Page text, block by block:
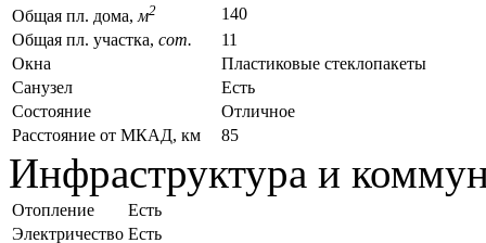
Общая пл. дома, м2
140
Общая пл. участка, сот.
11
Окна
Пластиковые стеклопакеты
Санузел
Есть
Состояние
Отличное
Расстояние от МКАД, км
85
Инфраструктура и
Отопление
Есть
Электричество Есть